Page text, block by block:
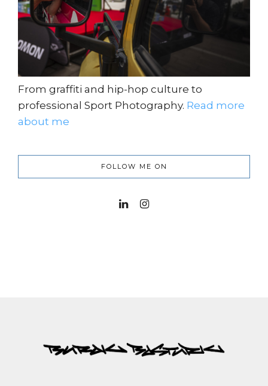
From graffiti and hip-hop culture to
professional Sport Photography. Read more
about me
FOLLOW ME ON